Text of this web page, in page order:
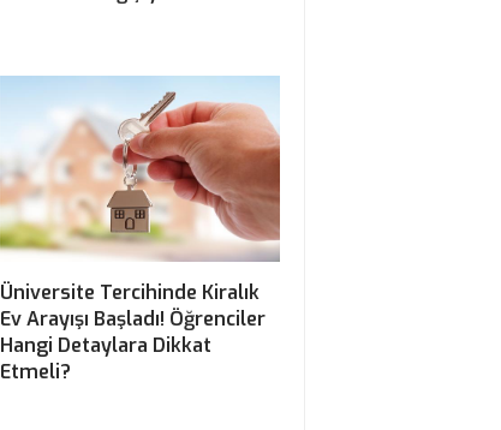
Üniversite Tercihinde Kiralık
Ev Arayışı Başladı! Öğrenciler
Hangi Detaylara Dikkat
Etmeli?